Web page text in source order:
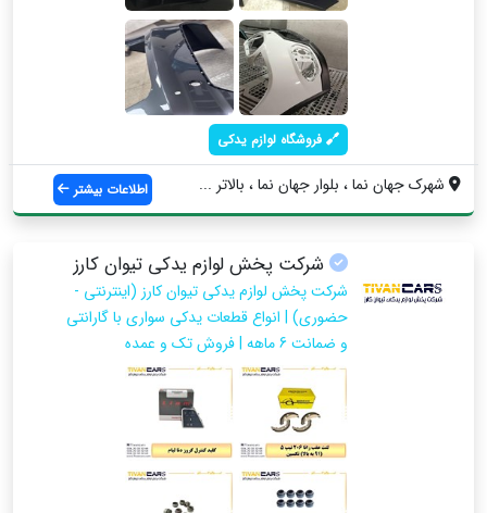
فروشگاه لوازم یدکی
شهرک جهان نما ، بلوار جهان نما ، بالاتر ... اطلاعات بیشتر
شرکت پخش لوازم یدکی تیوان کارز
شرکت پخش لوازم یدکی تیوان کارز (اینترنتی -
حضوری) | انواع قطعات یدکی سواری با گارانتی
و ضمانت 6 ماهه | فروش تک و عمده